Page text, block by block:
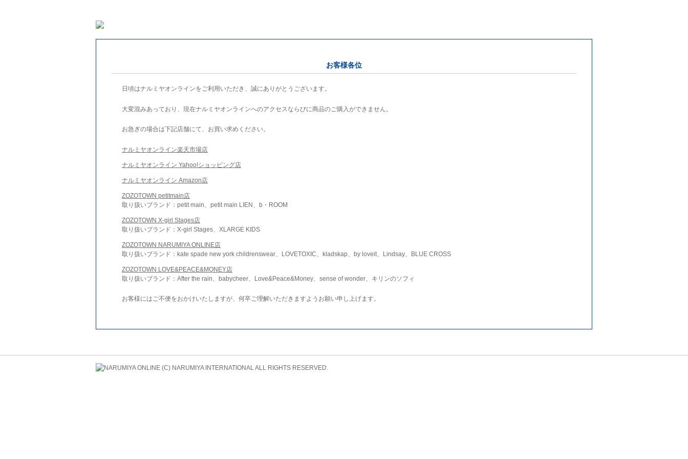
お客様各位
日頃はナルミヤオンラインをご利用いただき、誠にありがとうございます。
大変混みあっており、現在ナルミヤオンラインへのアクセスならびに商品のご購入ができません。
お急ぎの場合は下記店舗にて、お買い求めください。
ナルミヤオンライン楽天市場店
ナルミヤオンライン Yahoo!ショッピング店
ナルミヤオンライン Amazon店
ZOZOTOWN petitmain店
取り扱いブランド：petit main、petit main LIEN、b・ROOM
ZOZOTOWN X-girl Stages店
取り扱いブランド：X-girl Stages、XLARGE KIDS
ZOZOTOWN NARUMIYA ONLINE店
取り扱いブランド：kate spade new york childrenswear、LOVETOXIC、kladskap、by loveit、Lindsay、BLUE CROSS
ZOZOTOWN LOVE&PEACE&MONEY店
取り扱いブランド：After the rain、babycheer、Love&Peace&Money、sense of wonder、キリンのソフィ
お客様にはご不便をおかけいたしますが、何卒ご理解いただきますようお願い申し上げます。